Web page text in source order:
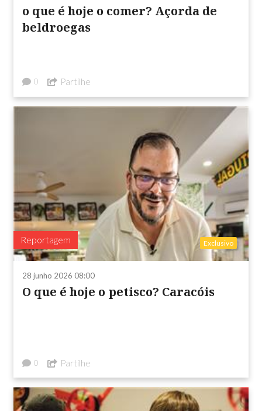
o que é hoje o comer? Açorda de
beldroegas
0 Partilhe
Reportagem Exclusivo
28 junho 2026 08:00
O que é hoje o petisco? Caracóis
0 Partilhe